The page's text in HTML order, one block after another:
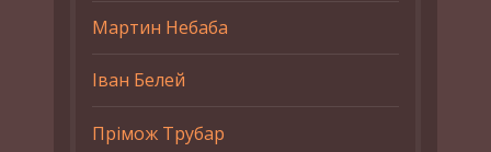
Мартин Небаба
Іван Белей
Прімож Трубар